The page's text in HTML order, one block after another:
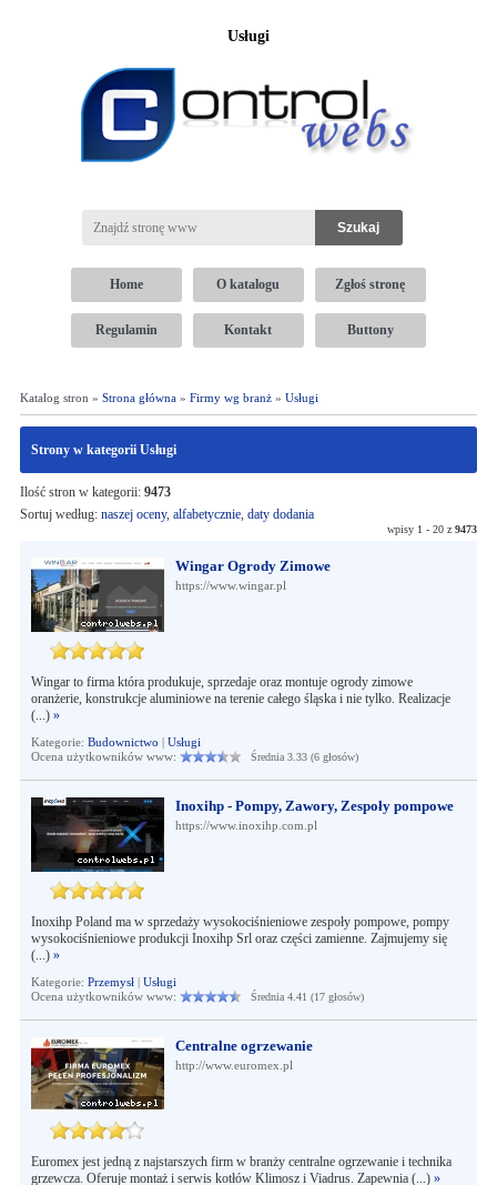
Usługi
Home O katalogu Zgłoś stronę
Regulamin Kontakt Buttony
Katalog stron » Strona główna» Firmy wg branż» Usługi
Strony w kategorii Usługi
Ilość stron w kategorii: 9473
Sortuj według: naszej oceny, alfabetycznie, daty dodania
wpisy 1 - 20 z9473
Wingar Ogrody Zimowe
https://www.wingar.pl
Wingar to firma która produkuje, sprzedaje oraz montuje ogrody zimowe
oranżerie, konstrukcje aluminiowe na terenie całego śląska i nie tylko. Realizacje
(...) »
Kategorie: Budownictwo | Usługi
Ocena użytkowników www:
Średnia 3.33 (6 głosów)
Inoxihp - Pompy, Zawory, Zespoły pompowe
https://www.inoxihp.com.pl
Inoxihp Poland ma w sprzedaży wysokociśnieniowe zespoły pompowe, pompy
wysokociśnieniowe produkcji Inoxihp Srl oraz części zamienne. Zajmujemy się
(...) »
Kategorie: Przemysł| Usługi
Ocena użytkowników www:
Średnia 4.41 (17 głosów)
Centralne ogrzewanie
http://www.euromex.pl
Euromex jest jedną z najstarszych firm w branży centralne ogrzewanie i technika
grzewcza. Oferuje montaż i serwis kotłów Klimosz i Viadrus. Zapewnia (...) »